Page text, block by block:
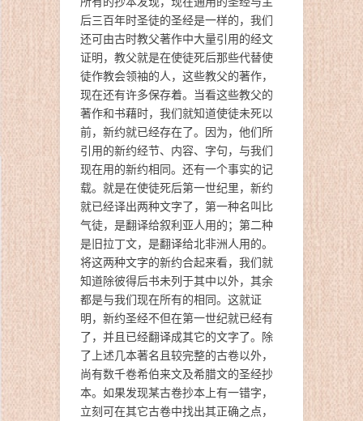
后三百年时圣徒的圣经是一样的，我们
还可由古时教父著作中大量引用的经文
证明，教父就是在使徒死后那些代替使
徒作教会领袖的人，这些教父的著作，
现在还有许多保存着。当看这些教父的
著作和书藉时，我们就知道使徒未死以
前，新约就已经存在了。因为，他们所
引用的新约经节、内容、字句，与我们
现在用的新约相同。还有一个事实的记
载。就是在使徒死后第一世纪里，新约
就已经译出两种文字了，第一种名叫比
气徒，是翻译给叙利亚人用的；第二种
是旧拉丁文，是翻译给北非洲人用的。
将这两种文字的新约合起来看，我们就
知道除彼得后书未列于其中以外，其余
都是与我们现在所有的相同。这就证
明，新约圣经不但在第一世纪就已经有
了，并且已经翻译成其它的文字了。除
了上述几本著名且较完整的古卷以外，
尚有数千卷希伯来文及希腊文的圣经抄
本。如果发现某古卷抄本上有一错字，
立刻可在其它古卷中找出其正确之点，